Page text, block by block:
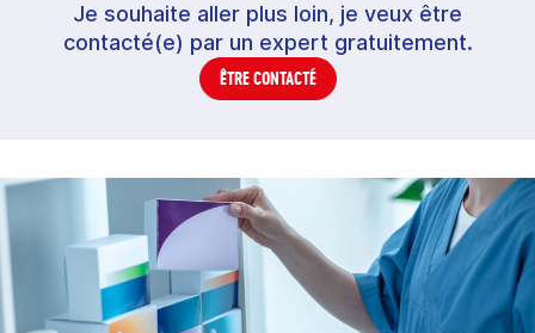
Je souhaite aller plus loin, je veux être
contacté(e) par un expert gratuitement.
ÊTRE CONTACTÉ